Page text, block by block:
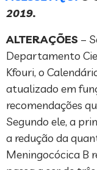
2019.
ALTERAÇÕES –
Departamento
Kfouri, o
atualizado em
recomendações
Segundo ele, a
a redução da
Meningocócica B